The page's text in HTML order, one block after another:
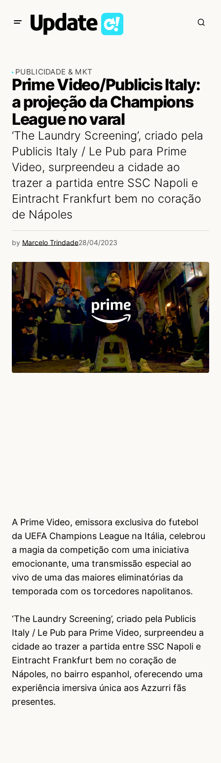
PUBLICIDADE & MKT
Prime Video/Publicis Italy:
a projeção da Champions
League no varal
‘The Laundry Screening’, criado pela
Publicis Italy / Le Pub para Prime
Video, surpreendeu a cidade ao
trazer a partida entre SSC Napoli e
Eintracht Frankfurt bem no coração
de Nápoles
by Marcelo Trindade28/04/2023
A Prime Video, emissora exclusiva do futebol
da UEFA Champions League na Itália, celebrou
a magia da competição com uma iniciativa
emocionante, uma transmissão especial ao
vivo de uma das maiores eliminatórias da
temporada com os torcedores napolitanos.
‘The Laundry Screening’, criado pela Publicis
Italy / Le Pub para Prime Video, surpreendeu a
cidade ao trazer a partida entre SSC Napoli e
Eintracht Frankfurt bem no coração de
Nápoles, no bairro espanhol, oferecendo uma
experiência imersiva única aos Azzurri fãs
presentes.